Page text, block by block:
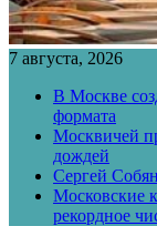
7 августа, 2026
В Москве
формата
Москвичей
дождей
Сергей
Московские
рекордное